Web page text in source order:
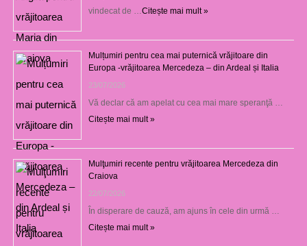
vindecat de … Citește mai mult »
Mulțumiri pentru cea mai puternică vrăjitoare din
Europa -vrăjitoarea Mercedeza – din Ardeal și Italia
23/07/2026
Vă declar că am apelat cu cea mai mare speranţă …
Citește mai mult »
Mulţumiri recente pentru vrăjitoarea Mercedeza din
Craiova
22/07/2026
În disperare de cauză, am ajuns în cele din urmă …
Citește mai mult »